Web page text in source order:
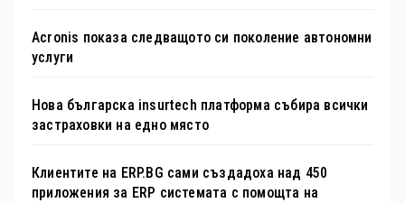
Acronis показа следващото си поколение автономни
услуги
Нова българска insurtech платформа събира всички
застраховки на едно място
Клиентите на ERP.BG сами създадоха над 450
приложения за ERP системата с помощта на